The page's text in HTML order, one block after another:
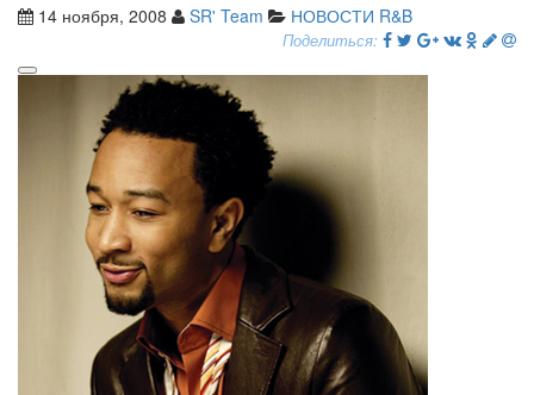
14 ноября, 2008 SR' Team НОВОСТИ R&B
Поделиться: